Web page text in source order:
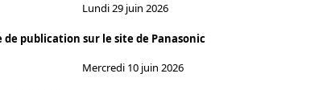
Lundi 29 juin 2026
de publication sur le site de Panasonic
Mercredi 10 juin 2026